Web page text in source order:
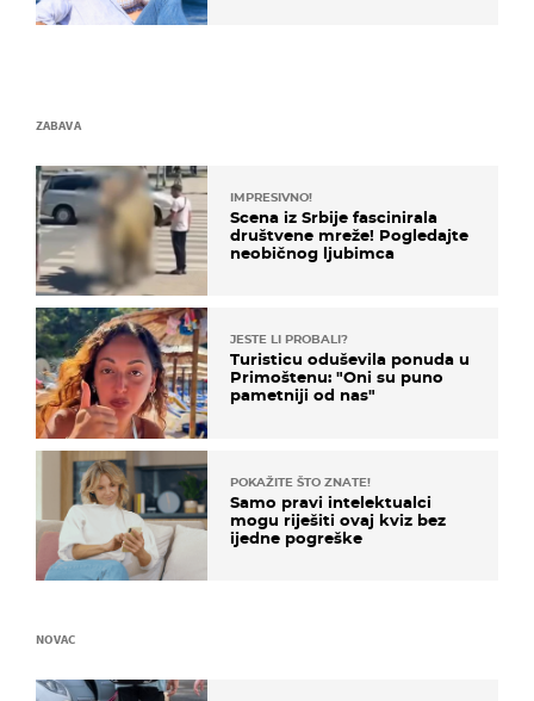
ZABAVA
IMPRESIVNO!
Scena iz Srbije fascinirala
društvene mreže! Pogledajte
neobičnog ljubimca
JESTE LI PROBALI?
Turisticu oduševila ponuda u
Primoštenu: "Oni su puno
pametniji od nas"
POKAŽITE ŠTO ZNATE!
Samo pravi intelektualci
mogu riješiti ovaj kviz bez
ijedne pogreške
NOVAC